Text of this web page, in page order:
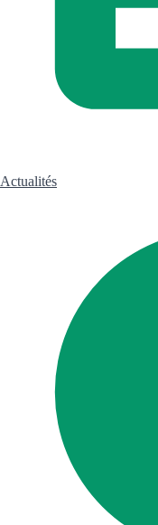
Actualités